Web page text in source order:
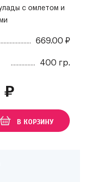
с омлетом и
669.00 ₽
400 гр.
₽
В КОРЗИНУ